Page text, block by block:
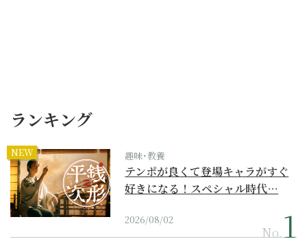
ランキング
NEW 趣味･教養
テンポが良くて登場キャラがすぐ
好きになる！スペシャル時代…
2026/08/02
No.